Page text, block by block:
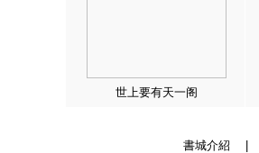
世上要有天一阁
書城介紹